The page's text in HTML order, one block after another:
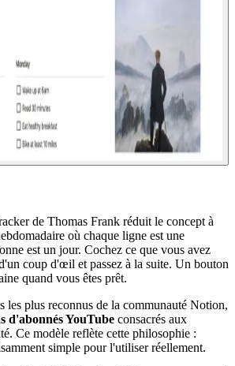
de Thomas Frank réduit le concept à
où chaque ligne est une
est un jour. Cochez ce que vous avez
coup d'œil et passez à la suite. Un bouton
quand vous êtes prêt.
les plus reconnus de la communauté Notion,
d'abonnés YouTube consacrés aux
Ce modèle reflète cette philosophie :
simple pour l'utiliser réellement.